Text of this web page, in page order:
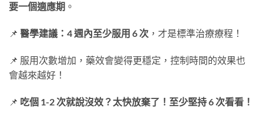
要一個適應期 。
📌 醫學建議：4 週內至少服用 6 次 ，才是標準治療療程！
📌 服用次數增加，藥效會變得更穩定，控制時間的效果也
會越來越好！
📌 吃個 1-2 次就說沒效？太快放棄了！至少堅持 6 次看看！